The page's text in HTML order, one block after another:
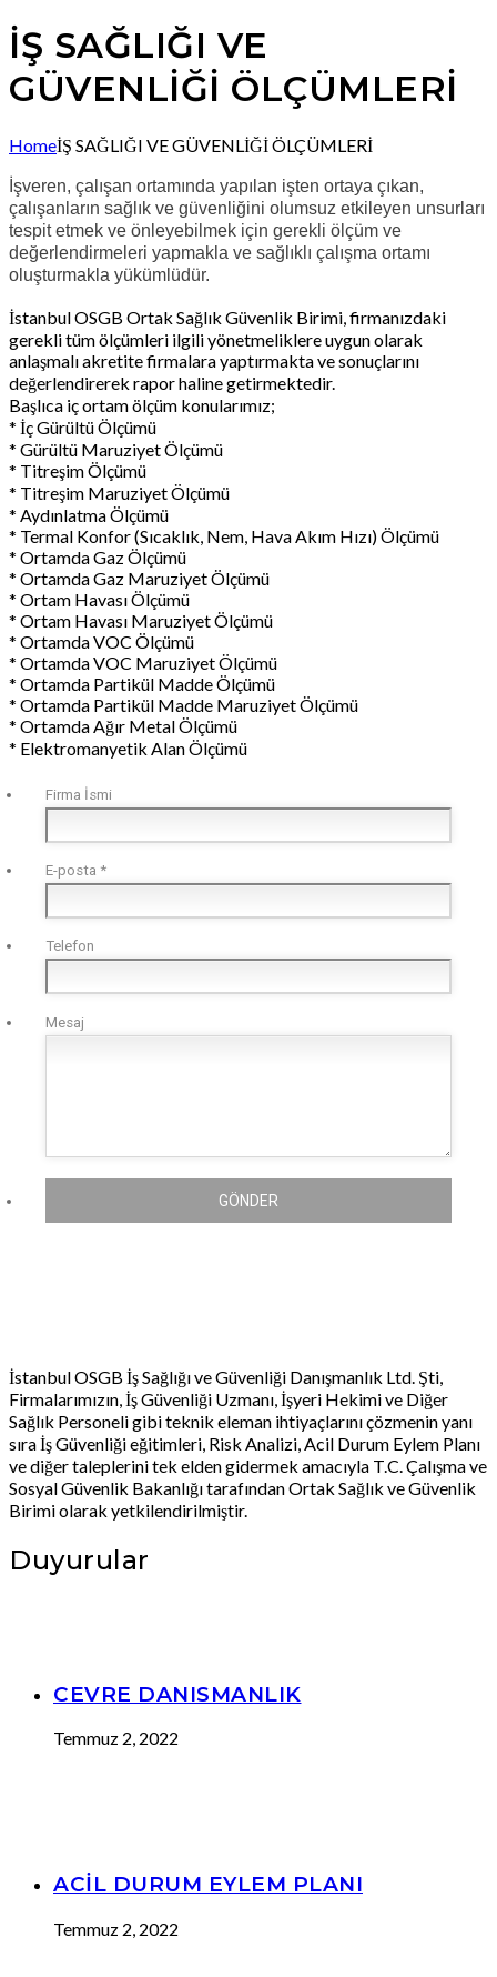
İŞ SAĞLIĞI VE
GÜVENLİĞİ ÖLÇÜMLERİ
HomeİŞ SAĞLIĞI VE GÜVENLİĞİ ÖLÇÜMLERİ
İşveren, çalışan ortamında yapılan işten ortaya çıkan,
çalışanların sağlık ve güvenliğini olumsuz etkileyen unsurları
tespit etmek ve önleyebilmek için gerekli ölçüm ve
değerlendirmeleri yapmakla ve sağlıklı çalışma ortamı
oluşturmakla yükümlüdür.
İstanbul OSGB Ortak Sağlık Güvenlik Birimi, firmanızdaki
gerekli tüm ölçümleri ilgili yönetmeliklere uygun olarak
anlaşmalı akretite firmalara yaptırmakta ve sonuçlarını
değerlendirerek rapor haline getirmektedir.
Başlıca iç ortam ölçüm konularımız;
* İç Gürültü Ölçümü
* Gürültü Maruziyet Ölçümü
* Titreşim Ölçümü
* Titreşim Maruziyet Ölçümü
* Aydınlatma Ölçümü
* Termal Konfor (Sıcaklık, Nem, Hava Akım Hızı) Ölçümü
* Ortamda Gaz Ölçümü
* Ortamda Gaz Maruziyet Ölçümü
* Ortam Havası Ölçümü
* Ortam Havası Maruziyet Ölçümü
* Ortamda VOC Ölçümü
* Ortamda VOC Maruziyet Ölçümü
* Ortamda Partikül Madde Ölçümü
* Ortamda Partikül Madde Maruziyet Ölçümü
* Ortamda Ağır Metal Ölçümü
* Elektromanyetik Alan Ölçümü
Firma İsmi
E-posta *
Telefon
Mesaj
GÖNDER
İstanbul OSGB İş Sağlığı ve Güvenliği Danışmanlık Ltd. Şti,
Firmalarımızın, İş Güvenliği Uzmanı, İşyeri Hekimi ve Diğer
Sağlık Personeli gibi teknik eleman ihtiyaçlarını çözmenin yanı
sıra İş Güvenliği eğitimleri, Risk Analizi, Acil Durum Eylem Planı
ve diğer taleplerini tek elden gidermek amacıyla T.C. Çalışma ve
Sosyal Güvenlik Bakanlığı tarafından Ortak Sağlık ve Güvenlik
Birimi olarak yetkilendirilmiştir.
Duyurular
CEVRE DANISMANLIK
Temmuz 2, 2022
ACİL DURUM EYLEM PLANI
Temmuz 2, 2022